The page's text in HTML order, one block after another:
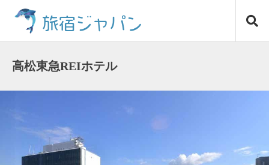
ス
旅宿ジャパン
高松東急REIホテル